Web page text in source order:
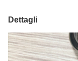
Dettagli